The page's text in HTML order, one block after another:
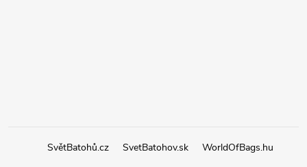
SvětBatohů.cz SvetBatohov.sk WorldOfBags.hu